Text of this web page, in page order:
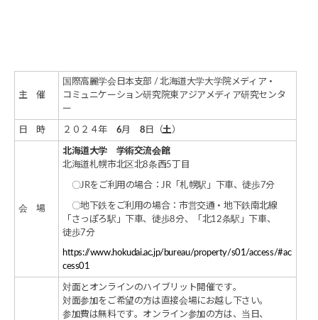
主 催
国際高麗学会日本支部 / 北海道大学大学院メディア・
コミュニケーション研究院東アジアメディア研究センタ
ー
日 時 ２０２４年 6月 8 日（土）
会 場
北海道大学 学術交流会館
北海道札幌市北区北8条西5丁目
〇JRをご利用の場合：JR「札幌駅」下車、徒歩7分
〇地下鉄をご利用の場合：市営交通・地下鉄南北線
「さっぽろ駅」下車、徒歩8分、「北12条駅」下車、
徒歩7分
https://www.hokudai.ac.jp/bureau/property/s01/access/#ac
cess01
対面とオンラインのハイブリット開催です。
対面参加をご希望の方は直接会場にお越し下さい。
参加費は無料です。オンライン参加の方は、当日、